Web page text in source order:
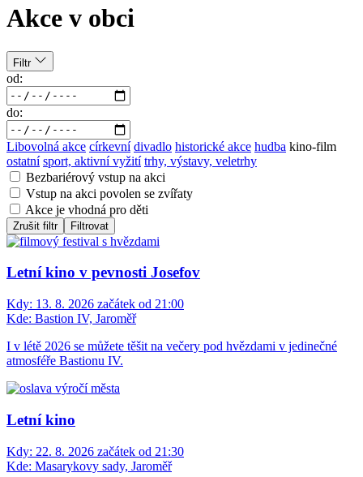
Akce v obci
Filtr
od:
do:
Libovolná akce církevní divadlo historické akce hudba kino-film
ostatní sport, aktivní vyžití trhy, výstavy, veletrhy
Bezbariérový vstup na akci
Vstup na akci povolen se zvířaty
Akce je vhodná pro děti
Zrušit filtr Filtrovat
Letní kino v pevnosti Josefov
Kdy: 13. 8. 2026 začátek od 21:00
Kde: Bastion IV, Jaroměř
I v létě 2026 se můžete těšit na večery pod hvězdami v jedinečné
atmosféře Bastionu IV.
Letní kino
Kdy: 22. 8. 2026 začátek od 21:30
Kde: Masarykovy sady, Jaroměř